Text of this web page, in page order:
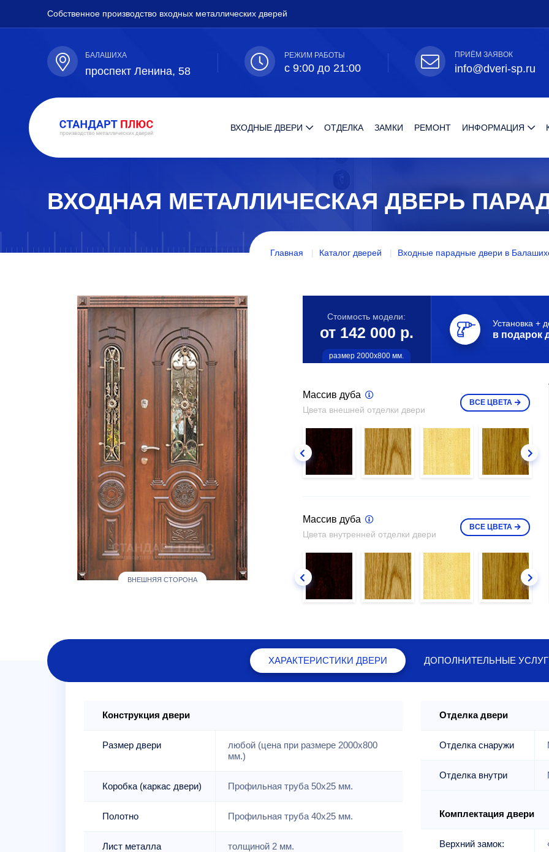
Собственное производство входных металлических дверей
БАЛАШИХА
проспект Ленина, 58
РЕЖИМ РАБОТЫ
с 9:00 до 21:00
ПРИЁМ ЗАЯВОК
info@dveri-sp.ru
ВХОДНЫЕ ДВЕРИ ОТДЕЛКА ЗАМКИ РЕМОНТ ИНФОРМАЦИЯ
ВХОДНАЯ МЕТАЛЛИЧЕСКАЯ ДВЕРЬ
Главная Каталог дверей Входные парадные двери в
ВНЕШНЯЯ СТОРОНА
Стоимость модели:
от 142 000 р.
размер 2000х800 мм.
Установка +
в подарок
Массив дуба
Цвета внешней отделки двери
ВСЕ ЦВЕТА
Массив дуба
Цвета внутренней отделки двери
ВСЕ ЦВЕТА
ХАРАКТЕРИСТИКИ ДВЕРИ ДОПОЛНИТЕЛЬНЫЕ
Конструкция двери
Размер двери
любой (цена при размере 2000x800
мм.)
Коробка (каркас двери) Профильная труба 50х25 мм.
Полотно Профильная труба 40х25 мм.
Лист металла толщиной 2 мм.
Отделка двери
Отделка снаружи
Отделка внутри
Комплектация двери
Верхний замок: